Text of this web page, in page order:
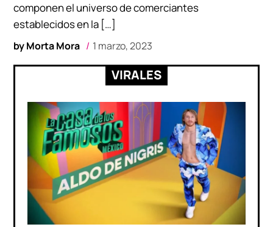
byMorta Mora 1 marzo, 2023
componen el universo de comerciantes
establecidos en la […]
VIRALES